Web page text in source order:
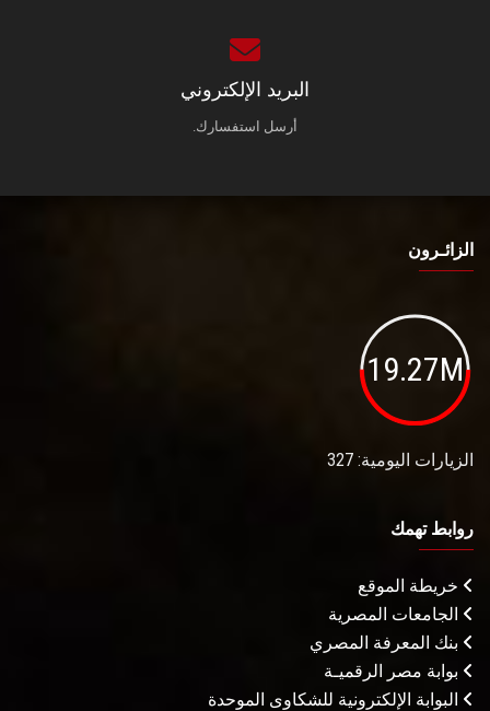
البريد الإلكتروني
أرسل استفسارك.
الزائـرون
19.27M
الزيارات اليومية: 327
روابط تهمك
خريطة الموقع
الجامعات المصرية
بنك المعرفة المصري
بوابة مصر الرقميـة
البوابة الإلكترونية للشكاوى الموحدة